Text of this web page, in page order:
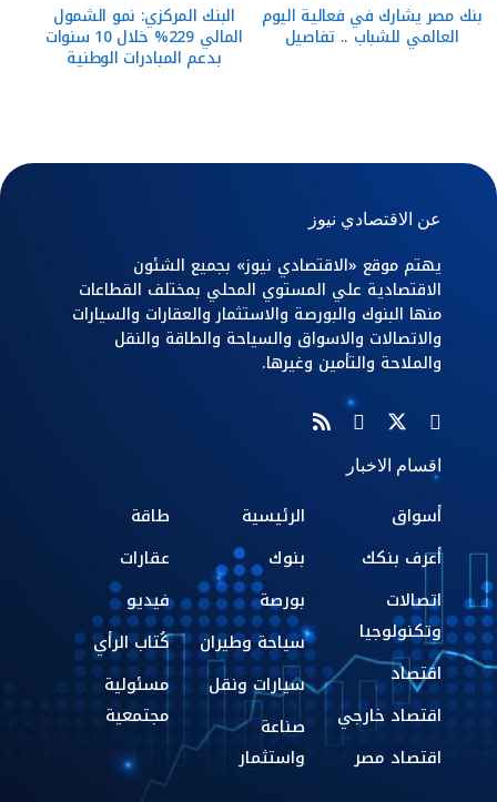
بنك مصر يشارك في فعالية اليوم
العالمي للشباب .. تفاصيل
البنك المركزي: نمو الشمول
المالي 229% خلال 10 سنوات
بدعم المبادرات الوطنية
عن الاقتصادي نيوز
يهتم موقع «الاقتصادي نيوز» بجميع الشئون
الاقتصادية علي المستوي المحلي بمختلف القطاعات
منها البنوك والبورصة والاستثمار والعقارات والسيارات
والاتصالات والاسواق والسياحة والطاقة والنقل
والملاحة والتأمين وغيرها.
اقسام الاخبار
أسواق
أعرف بنكك
اتصالات
وتكنولوجيا
اقتصاد
اقتصاد خارجي
اقتصاد مصر
الرئيسية
بنوك
بورصة
سياحة وطيران
سيارات ونقل
صناعة
واستثمار
طاقة
عقارات
فيديو
كُتاب الرأي
مسئولية
مجتمعية